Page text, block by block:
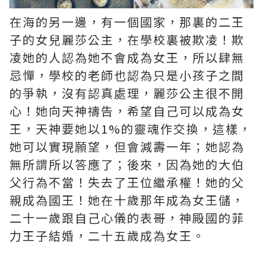
在海的另一邊，有一個國家，那裏的二王
子的女兒麗莎公主，在學校裏被欺凌！欺
凌她的人認為她不會成為女王，所以肆無
忌憚，學校的老師也認為只是小孩子之間
的爭執，沒有認真處理，麗莎公主很不開
心！她向天神禱告，希望自己可以成為女
王，天神要她以1%的靈魂作交換，這樣，
她可以實現願望，但會減壽一年；她認為
無所謂所以答應了；後來，因為她的大伯
父行為不當！失去了王位繼承權！她的父
親成為國王！她在十歲那年成為女王儲，
二十一歲跟自己心儀的表哥，神殿國的菲
力王子結婚，二十五歲成為女王。